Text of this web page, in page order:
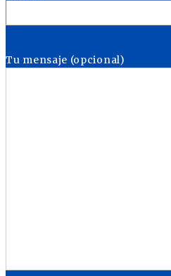
Tu mensaje (opcional)